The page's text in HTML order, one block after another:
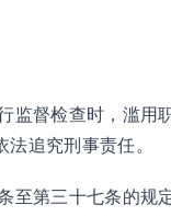
监督检查时，滥用
追究刑事责任。
至第三十七条的规